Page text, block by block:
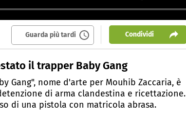
Guarda più tardi Condividi
il trapper Baby Gang
Gang", nome d'arte per Mouhib Zaccaria, è
di arma clandestina e ricettazione.
di una pistola con matricola abrasa.